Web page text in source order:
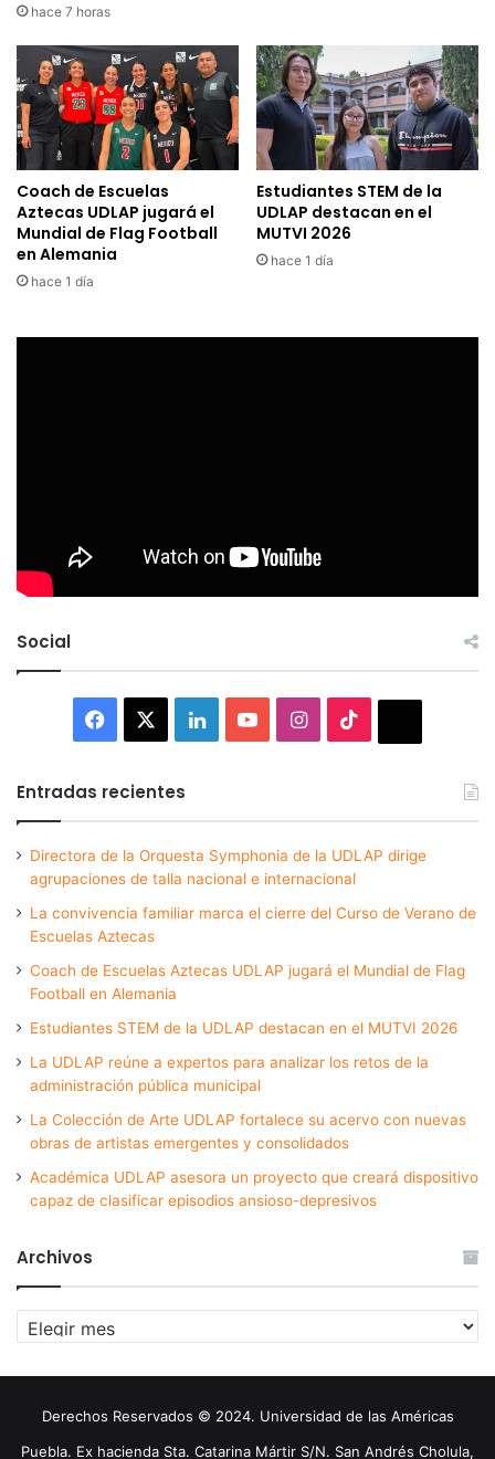
hace 7 horas
Coach de Escuelas
Aztecas UDLAP jugará el
Mundial de Flag Football
en Alemania
hace 1 día
Estudiantes STEM de la
UDLAP destacan en el
MUTVI 2026
hace 1 día
Social
Facebook LinkedInYouTubeInstagram
Entradas recientes
Directora de la Orquesta Symphonia de la UDLAP dirige
agrupaciones de talla nacional e internacional
La convivencia familiar marca el cierre del Curso de Verano de
Escuelas Aztecas
Coach de Escuelas Aztecas UDLAP jugará el Mundial de Flag
Football en Alemania
Estudiantes STEM de la UDLAP destacan en el MUTVI 2026
La UDLAP reúne a expertos para analizar los retos de la
administración pública municipal
La Colección de Arte UDLAP fortalece su acervo con nuevas
obras de artistas emergentes y consolidados
Académica UDLAP asesora un proyecto que creará dispositivo
capaz de clasificar episodios ansioso-depresivos
Archivos
Archivos
Derechos Reservados © 2024. Universidad de las Américas
Puebla. Ex hacienda Sta. Catarina Mártir S/N. San Andrés Cholula,